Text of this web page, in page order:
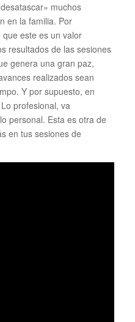
muchos
en la familia. Por
este es un valor
resultados de las sesiones
genera una gran paz,
realizados sean
Y por supuesto, en
profesional, va
personal. Esta es otra de
en tus sesiones de